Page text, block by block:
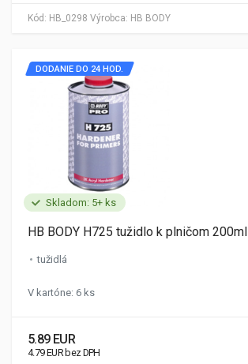
Kód: HB_0298 Výrobca: HB BODY
Skladom: 5+ ks
DODANIE DO 24 HOD.
HB BODY H725 tužidlo k plničom 200ml
tužidlá
V kartóne: 6 ks
5.89 EUR
4.79 EUR bez DPH